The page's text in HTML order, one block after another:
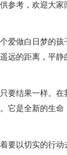
参考，欢迎大家
爱做白日梦的
远的距离，平
要结果一样。
它是全新的生
要以切实的行动